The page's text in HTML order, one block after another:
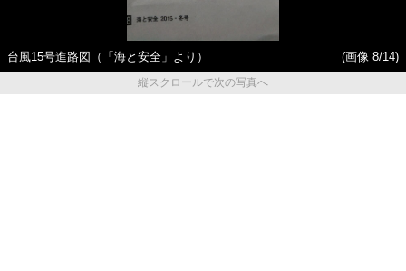
台風15号進路図（「海と安全」より）
(画像 8/14)
縦スクロールで次の写真へ